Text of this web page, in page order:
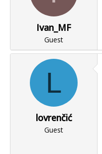
Ivan_MF
Guest
L
lovrenčić
Guest